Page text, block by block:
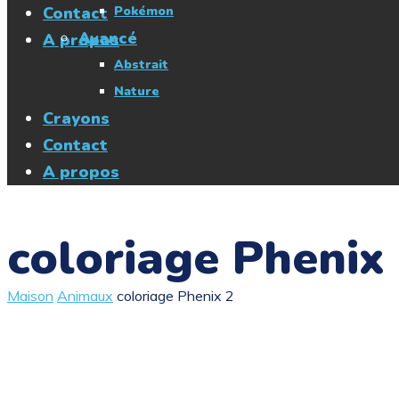
Contact
A propos
Pokémon
Avancé
Abstrait
Nature
Crayons
Contact
A propos
coloriage Phenix
Maison Animaux coloriage Phenix 2